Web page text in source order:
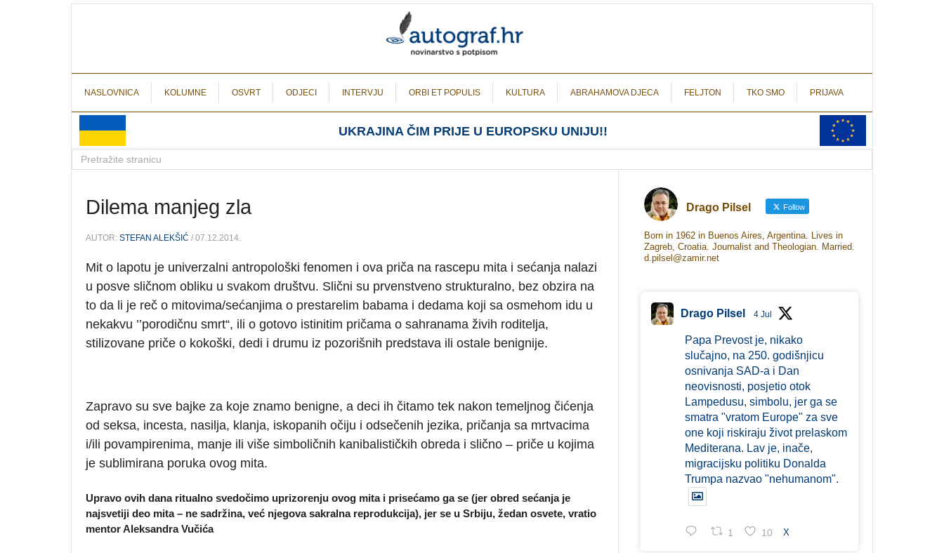
NASLOVNICA KOLUMNE OSVRT ODJECI INTERVJU ORBI ET POPULIS KULTURA ABRAHAMOVA DJECA FELJTON TKO SMO PRIJAVA
UKRAJINA ČIM PRIJE U EUROPSKU UNIJU!!
Dilema manjeg zla
AUTOR: STEFAN ALEKŠIĆ / 07.12.2014.
Mit o lapotu je univerzalni antropološki fenomen i ova priča na rascepu mita i sećanja nalazi
u posve sličnom obliku u svakom društvu. Slični su prvenstveno strukturalno, bez obzira na
to da li je reč o mitovima/sećanjima o prestarelim babama i dedama koji sa osmehom idu u
nekakvu ’’porodičnu smrt“, ili o gotovo istinitim pričama o sahranama živih roditelja,
stilizovane priče o kokoški, dedi i drumu iz pozorišnih predstava ili ostale benignije.
Zapravo su sve bajke za koje znamo benigne, a deci ih čitamo tek nakon temeljnog čićenja
od seksa, incesta, nasilja, klanja, iskopanih očiju i odsečenih jezika, pričanja sa mrtvacima
i/ili povampirenima, manje ili više simboličnih kanibalističkih obreda i slično – priče u kojima
je sublimirana poruka ovog mita.
Upravo ovih dana ritualno svedočimo uprizorenju ovog mita i prisećamo ga se (jer obred sećanja je
najsvetiji deo mita – ne sadržina, već njegova sakralna reprodukcija), jer se u Srbiju, žedan osvete, vratio
mentor Aleksandra Vučića
Drago Pilsel Follow
Born in 1962 in Buenos Aires, Argentina. Lives in
Zagreb, Croatia. Journalist and Theologian. Married.
d.pilsel@zamir.net
Drago Pilsel 4 Jul
Papa Prevost je, nikako
slučajno, na 250. godišnjicu
osnivanja SAD-a i Dan
neovisnosti, posjetio otok
Lampedusu, simbolu, jer ga se
smatra "vratom Europe" za sve
one koji riskiraju život prelaskom
Mediterana. Lav je, inače,
migracijsku politiku Donalda
Trumpa nazvao "nehumanom".
1 10 X